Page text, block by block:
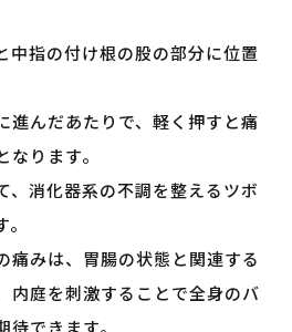
中指の付け根の股の部分に位置
進んだあたりで、軽く押すと痛
ります。
、消化器系の不調を整えるツボ
痛みは、胃腸の状態と関連する
内庭を刺激することで全身のバ
できます。